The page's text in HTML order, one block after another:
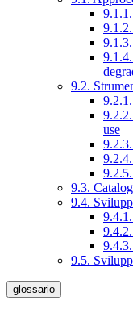
9.2.
use
9.3.
9.4.
9.5.
glossario